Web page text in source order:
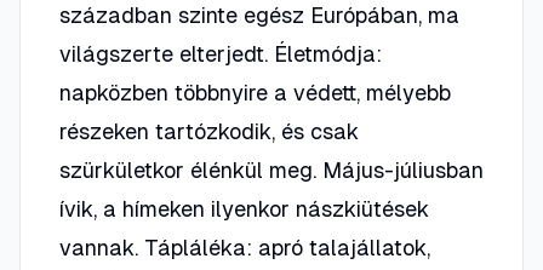
században szinte egész Európában, ma
világszerte elterjedt. Életmódja:
napközben többnyire a védett, mélyebb
részeken tartózkodik, és csak
szürkületkor élénkül meg. Május-júliusban
ívik, a hímeken ilyenkor nászkiütések
vannak. Tápláléka: apró talajállatok,